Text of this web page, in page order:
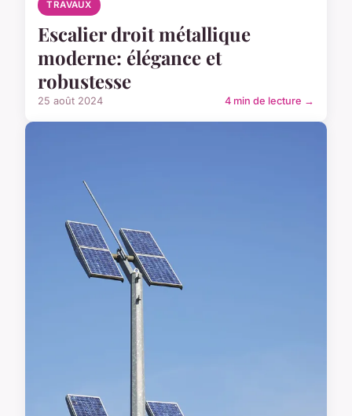
TRAVAUX
Escalier droit métallique
moderne: élégance et
robustesse
25 août 2024 4 min de lecture →